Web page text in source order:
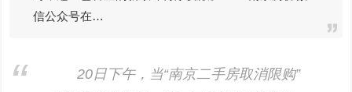
信公众号在…
20日下午，当“南京二手房取消限购”